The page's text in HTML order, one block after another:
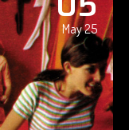
May 25